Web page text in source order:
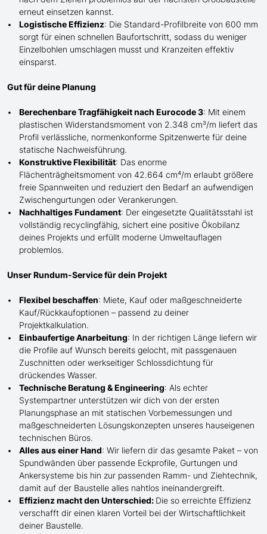
erneut einsetzen kannst.
Logistische Effizienz: Die Standard-Profilbreite von 600 mm
sorgt für einen schnellen Baufortschritt, sodass du weniger
Einzelbohlen umschlagen musst und Kranzeiten effektiv
einsparst.
Gut für deine Planung
Berechenbare Tragfähigkeit nach Eurocode 3: Mit einem
plastischen Widerstandsmoment von 2.348 cm³/m liefert das
Profil verlässliche, normenkonforme Spitzenwerte für deine
statische Nachweisführung.
Konstruktive Flexibilität: Das enorme
Flächenträgheitsmoment von 42.664 cm⁴/m erlaubt größere
freie Spannweiten und reduziert den Bedarf an aufwendigen
Zwischengurtungen oder Verankerungen.
Nachhaltiges Fundament: Der eingesetzte Qualitätsstahl ist
vollständig recyclingfähig, sichert eine positive Ökobilanz
deines Projekts und erfüllt moderne Umweltauflagen
problemlos.
Unser Rundum-Service für dein Projekt
Flexibel beschaffen: Miete, Kauf oder maßgeschneiderte
Kauf/Rückkaufoptionen – passend zu deiner
Projektkalkulation.
Einbaufertige Anarbeitung: In der richtigen Länge liefern wir
die Profile auf Wunsch bereits gelocht, mit passgenauen
Zuschnitten oder werkseitiger Schlossdichtung für
drückendes Wasser.
Technische Beratung & Engineering: Als echter
Systempartner unterstützen wir dich von der ersten
Planungsphase an mit statischen Vorbemessungen und
maßgeschneiderten Lösungskonzepten unseres hauseigenen
technischen Büros.
Alles aus einer Hand: Wir liefern dir das gesamte Paket – von
Spundwänden über passende Eckprofile, Gurtungen und
Ankersysteme bis hin zur passenden Ramm- und Ziehtechnik,
damit auf der Baustelle alles nahtlos ineinandergreift.
Effizienz macht den Unterschied: Die so erreichte Effizienz
verschafft dir einen klaren Vorteil bei der Wirtschaftlichkeit
deiner Baustelle.